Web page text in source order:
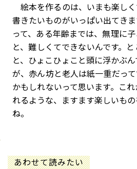
絵本を作るのは、いまも楽しく
書きたいものがいっぱい出てき
って、ある年齢までは、無理に
と、難しくてできないんです。
と、ひょこひょこと頭に浮かぶ
が、赤ん坊と老人は紙一重だっ
かもしれないって思います。こ
れるような、ますます楽しいも
ね。
あわせて読みたい